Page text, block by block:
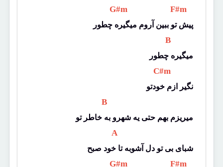
G#m F#m
پیش تو ببین آروم میگیره چطور
B
میگیره چطور
C#m
نگیر ازم خودتو
B
میریزم بهم حتی یه شهرو به خاطر تو
A
شبای بی تو دل آشوبه تا خود صبح
G#m F#m